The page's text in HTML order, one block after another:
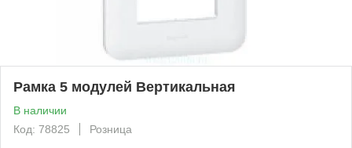
Рамка 5 модулей Вертикальная
В наличии
Код: 78825
Розница